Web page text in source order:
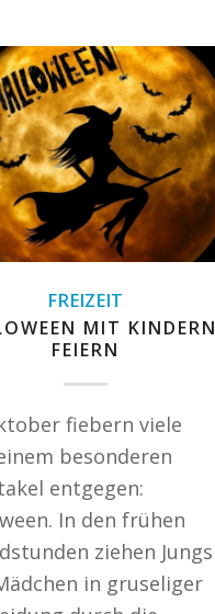
FREIZEIT
MIT KINDERN
FEIERN
fiebern viele
besonderen
entgegen:
In den frühen
ziehen Jungs
in gruseliger